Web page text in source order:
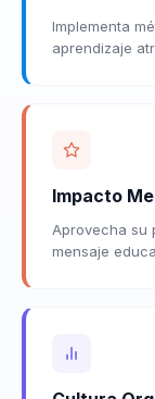
Implementa
aprendizaje
Impacto
Aprovecha su
mensaje